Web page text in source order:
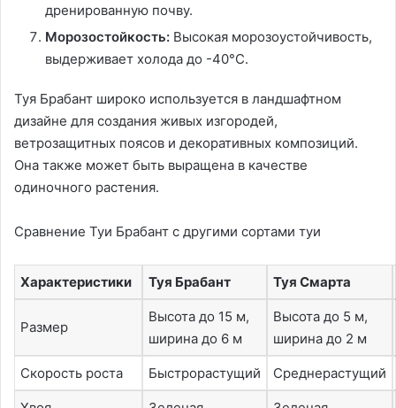
дренированную почву.
Морозостойкость: Высокая морозоустойчивость,
выдерживает холода до -40°C.
Туя Брабант широко используется в ландшафтном
дизайне для создания живых изгородей,
ветрозащитных поясов и декоративных композиций.
Она также может быть выращена в качестве
одиночного растения.
Сравнение Туи Брабант с другими сортами туи
Характеристики Туя Брабант Туя Смарта
Размер
Высота до 15 м,
ширина до 6 м
Высота до 5 м,
ширина до 2 м
Скорость роста Быстрорастущий Среднерастущий